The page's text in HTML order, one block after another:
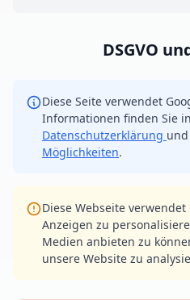
DSGVO
Diese Seite verwendet
Informationen finden Sie
Datenschutzerklärung
Möglichkeiten.
Diese Webseite
Anzeigen zu
Medien anbieten zu
unsere Website zu